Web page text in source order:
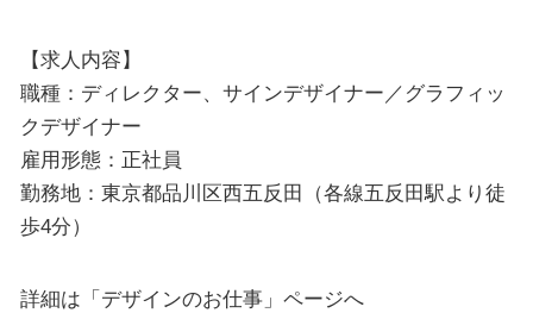
【求人内容】
職種：ディレクター、サインデザイナー／グラフィッ
クデザイナー
雇用形態：正社員
勤務地：東京都品川区西五反田（各線五反田駅より徒
歩4分）
詳細は「デザインのお仕事」ページへ